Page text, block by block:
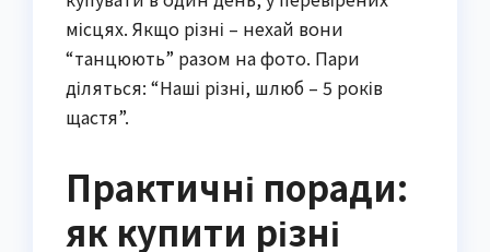
місцях. Якщо різні – нехай вони
“танцюють” разом на фото. Пари
діляться: “Наші різні, шлюб – 5 років
щастя”.
Практичні поради:
як купити різні